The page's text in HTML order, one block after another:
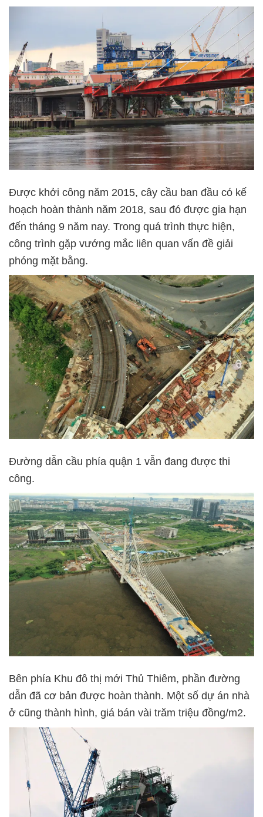
Được khởi công năm 2015, cây cầu ban đầu có kế
hoạch hoàn thành năm 2018, sau đó được gia hạn
đến tháng 9 năm nay. Trong quá trình thực hiện,
công trình gặp vướng mắc liên quan vấn đề giải
phóng mặt bằng.
Đường dẫn cầu phía quận 1 vẫn đang được thi
công.
Bên phía Khu đô thị mới Thủ Thiêm, phần đường
dẫn đã cơ bản được hoàn thành. Một số dự án nhà
ở cũng thành hình, giá bán vài trăm triệu đồng/m2.